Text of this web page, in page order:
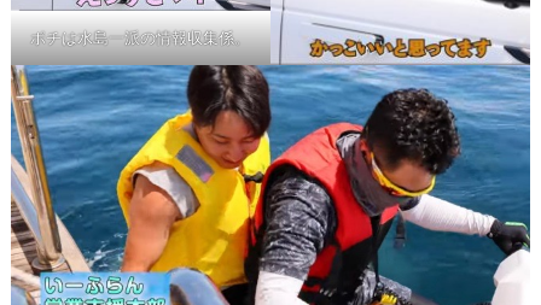
ポチは水島一派の情報収集係。